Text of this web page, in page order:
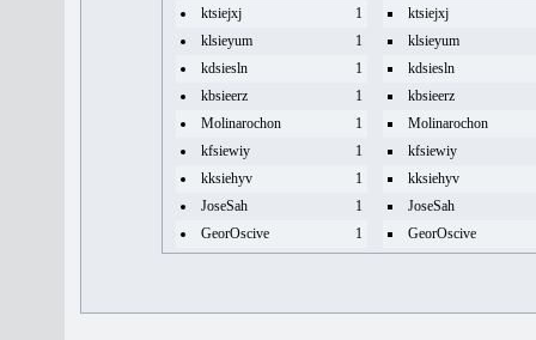
ktsiejxj
1
ktsiejxj
klsieyum
1
klsieyum
kdsiesln
1
kdsiesln
kbsieerz
1
kbsieerz
Molinarochon
1
Molinarochon
kfsiewiy
1
kfsiewiy
kksiehyv
1
kksiehyv
JoseSah
1
JoseSah
GeorOscive
1 GeorOscive